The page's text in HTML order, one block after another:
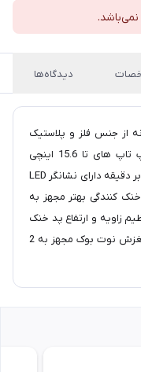
دیدگاه‌ها
سانتی متری بدنه از جنس فلز و پلاستیک
-طراحی باریک و قابل حمل مناسب برای لپ تاپ های تا 15.6 اینچی
قابلیت تنظیم سرعت فن از 700 تا 1200 دور بر دقیقه دارای نشانگر LED
کنندگی بهتر مجهز به
2 پایه جهت تنظیم زاویه و ارتفاع پد خنک
کننده دارای 2 نگه دارنده جهت جلوگیری از لغزش نوت بوک مجهز به 2